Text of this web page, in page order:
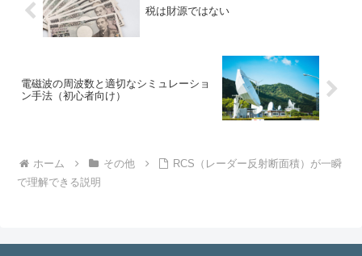
税は財源ではない
電磁波の周波数と適切なシミュレーショ
ン手法（初心者向け）
ホーム その他
RCS（レーダー反射断面積）が一瞬
で理解できる説明